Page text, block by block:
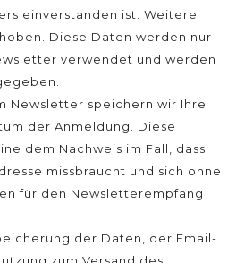
einverstanden ist. Weitere
Diese Daten werden nur
verwendet und werden
Newsletter speichern wir Ihre
der Anmeldung. Diese
dem Nachweis im Fall, dass
missbraucht und sich ohne
für den Newsletterempfang
der Daten, der Email-
zum Versand des